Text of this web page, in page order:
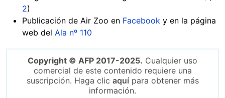
2)
Publicación de Air Zoo en Facebook y en la página
web del Ala nº 110
Copyright © AFP 2017-2025. Cualquier uso
comercial de este contenido requiere una
suscripción. Haga clic aquípara obtener más
información.